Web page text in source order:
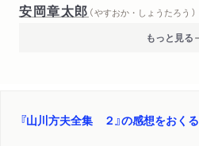
安岡章太郎 （ やすおか・しょうたろう ）
もっと見る
『山川方夫全集 ２』の感想をおくる